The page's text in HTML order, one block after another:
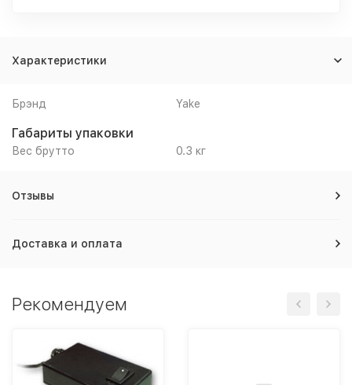
Характеристики
Брэнд Yake
Габариты упаковки
Вес брутто 0.3 кг
Отзывы
Доставка и оплата
Рекомендуем